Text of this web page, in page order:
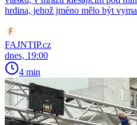
hrdina, jehož jméno mělo být
FAJNTIP.cz
dnes, 19:00
4 min